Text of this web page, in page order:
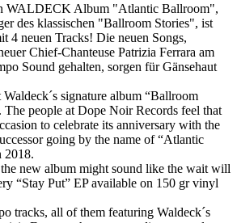
WALDECK Album "Atlantic Ballroom",
des klassischen "Ballroom Stories", ist
4 neuen Tracks! Die neuen Songs,
Chief-Chanteuse Patrizia Ferrara am
Sound gehalten, sorgen für Gänsehaut
signature album “Ballroom
The people at Dope Noir Records feel that
to celebrate its anniversary with the
going by the name of “Atlantic
2018.
new album might sound like the wait will
“Stay Put” EP available on 150 gr vinyl
tracks, all of them featuring Waldeck´s